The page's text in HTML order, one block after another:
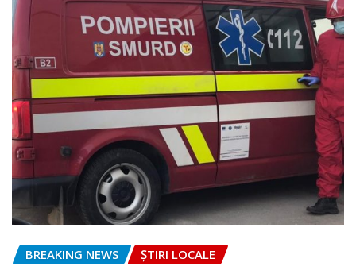
BREAKING NEWS ȘTIRI LOCALE